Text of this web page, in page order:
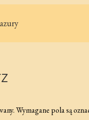
Wymagane pola są